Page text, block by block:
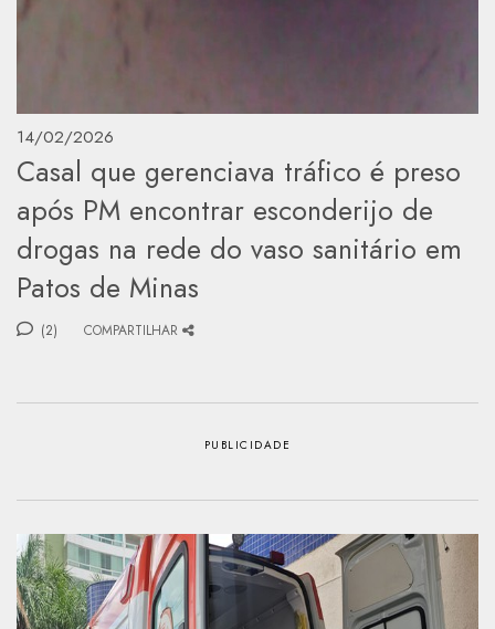
14/02/2026
Casal que gerenciava tráfico é preso
após PM encontrar esconderijo de
drogas na rede do vaso sanitário em
Patos de Minas
(2) COMPARTILHAR